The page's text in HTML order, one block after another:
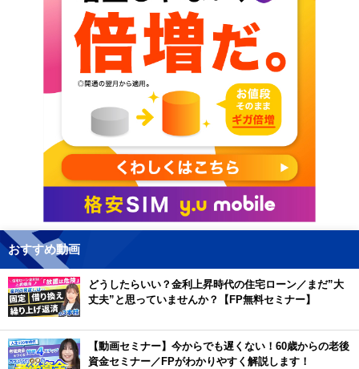
おすすめ動画
どうしたらいい？金利上昇時代の住宅ローン／まだ”大
丈夫”と思っていませんか？【FP無料セミナー】
【動画セミナー】今からでも遅くない！60歳からの老後
資金セミナー／FPがわかりやすく解説します！